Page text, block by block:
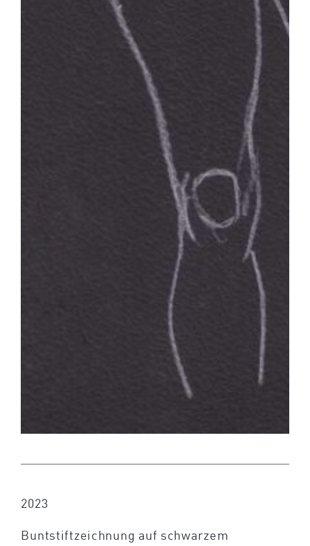
2023
Buntstiftzeichnung auf schwarzem